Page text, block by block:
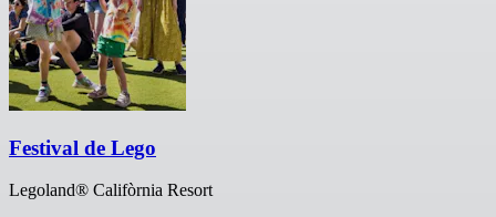
Festival de Lego
Legoland® Califòrnia Resort